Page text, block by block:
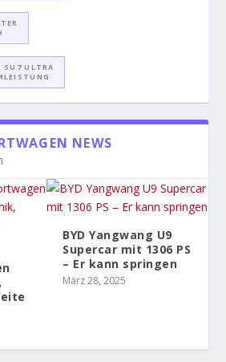
SU7 ULTRA
NEWS
BYD Yangwang U9
Supercar mit 1306 PS
– Er kann springen
März 28, 2025